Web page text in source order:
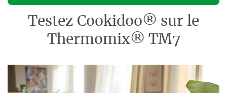
Testez Cookidoo® sur le
Thermomix® TM7